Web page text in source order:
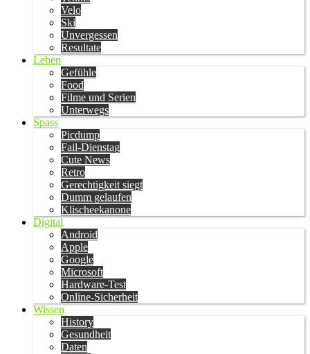
Velo
Ski
Unvergessen
Resultate
Leben
Gefühle
Food
Filme und Serien
Unterwegs
Spass
Picdump
Fail-Dienstag
Cute News
Retro
Gerechtigkeit siegt
Dumm gelaufen
Klischeekanone
Digital
Android
Apple
Google
Microsoft
Hardware-Test
Online-Sicherheit
Wissen
History
Gesundheit
Daten